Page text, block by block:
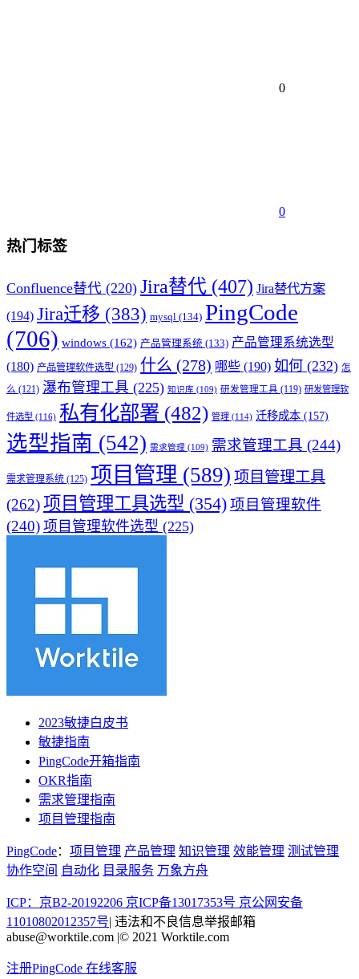
0
0
热门标签
Confluence替代 (220) Jira替代 (407) Jira替代方案
(194) Jira迁移 (383) mysql (134) PingCode
(706) windows (162) 产品管理系统 (133) 产品管理系统选型
(180) 产品管理软件选型 (129) 什么 (278) 哪些 (190) 如何 (232) 怎
么 (121) 瀑布管理工具 (225) 知识库 (109) 研发管理工具 (119) 研发管理软
件选型 (116) 私有化部署 (482) 管理 (114) 迁移成本 (157)
选型指南 (542) 需求管理 (109) 需求管理工具 (244)
需求管理系统 (125) 项目管理 (589) 项目管理工具
(262)项目管理工具选型 (354) 项目管理软件
(240) 项目管理软件选型 (225)
2023敏捷白皮书
敏捷指南
PingCode开箱指南
OKR指南
需求管理指南
项目管理指南
PingCode： 项目管理 产品管理 知识管理 效能管理 测试管理
协作空间 自动化 目录服务 万象方舟
ICP：京B2-20192206 京ICP备13017353号 京公网安备
11010802012357号| 违法和不良信息举报邮箱
abuse@worktile.com |© 2021 Worktile.com
注册PingCode 在线客服